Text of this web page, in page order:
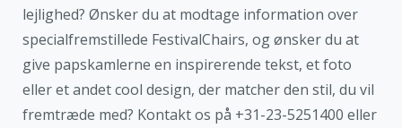
lejlighed? Ønsker du at modtage information over
specialfremstillede FestivalChairs, og ønsker du at
give papskamlerne en inspirerende tekst, et foto
eller et andet cool design, der matcher den stil, du vil
fremtræde med? Kontakt os på +31-23-5251400 eller